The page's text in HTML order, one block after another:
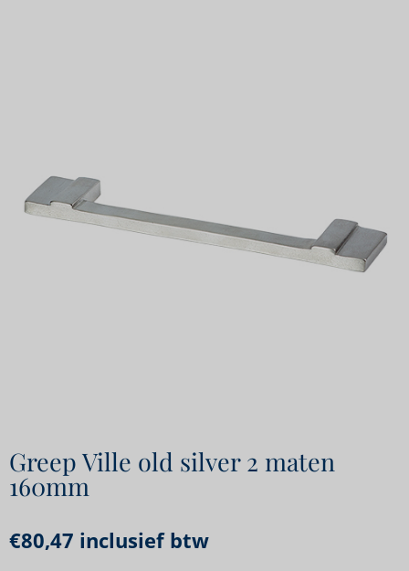
Greep Ville old silver 2 maten
160mm
€80,47 inclusief btw